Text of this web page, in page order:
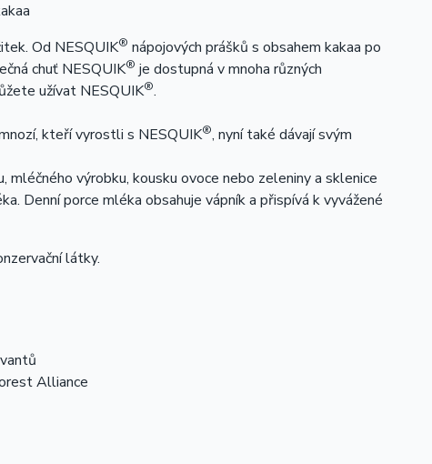
Od NESQUIK® nápojových prášků s obsahem kakaa po
chuť NESQUIK® je dostupná v mnoha různých
užívat NESQUIK®.
kteří vyrostli s NESQUIK®, nyní také dávají svým
výrobku, kousku ovoce nebo zeleniny a sklenice
Denní porce mléka obsahuje vápník a přispívá k vyvážené
látky.
Alliance